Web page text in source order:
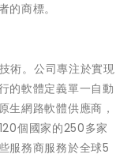
商標。
術。公司專注於實現
的軟體定義單一自動
生網路軟體供應商，
個國家的250多家
服務商服務於全球5